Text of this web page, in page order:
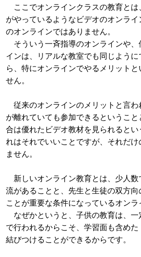
ここでオンラインクラスの教育とは
がやっているようなビデオのオンラ
のオンラインではありません。
そういう一斉指導のオンラインや、
インは、リアルな教室でも同じよう
ら、特にオンラインでやるメリットと
せん。
従来のオンラインのメリットと言
が離れていても参加できるというこ
合は優れたビデオ教材を見られると
れはそれでいいことですが、それだけ
ません。
新しいオンライン教育とは、少人数
流があることと、先生と生徒の双方
ことが重要な条件になっているオンラ
なぜかというと、子供の教育は、一
で行われるからこそ、学習面も含め
結びつけることができるからです。